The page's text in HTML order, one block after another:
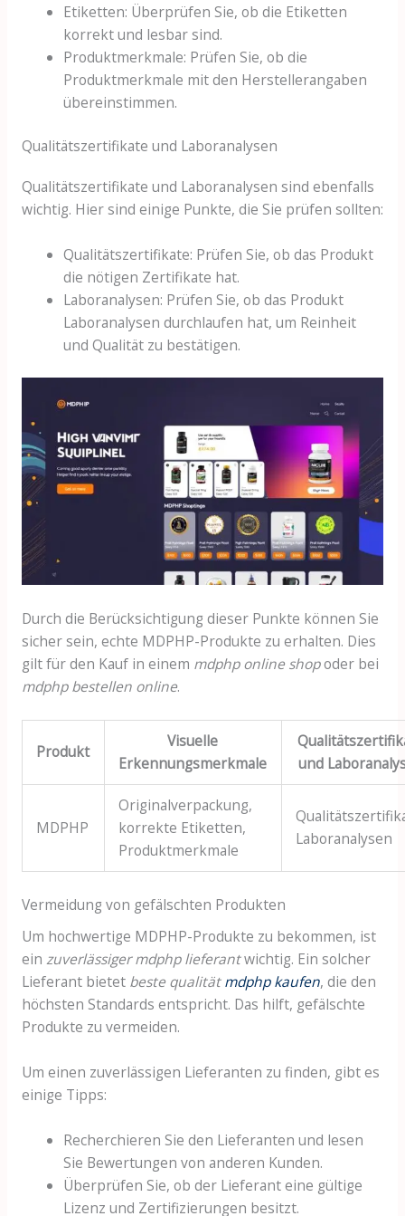
Etiketten: Überprüfen Sie, ob die Etiketten
korrekt und lesbar sind.
Produktmerkmale: Prüfen Sie, ob die
Produktmerkmale mit den Herstellerangaben
übereinstimmen.
Qualitätszertifikate und Laboranalysen
Qualitätszertifikate und Laboranalysen sind ebenfalls
wichtig. Hier sind einige Punkte, die Sie prüfen sollten:
Qualitätszertifikate: Prüfen Sie, ob das Produkt
die nötigen Zertifikate hat.
Laboranalysen: Prüfen Sie, ob das Produkt
Laboranalysen durchlaufen hat, um Reinheit
und Qualität zu bestätigen.
Durch die Berücksichtigung dieser Punkte können Sie
sicher sein, echte MDPHP-Produkte zu erhalten. Dies
gilt für den Kauf in einem mdphp online shopoder bei
mdphp bestellen online.
Produkt
Visuelle
Erkennungsmerkmale
und
MDPHP
Originalverpackung,
korrekte Etiketten,
Produktmerkmale
Laboranalysen
Vermeidung von gefälschten Produkten
Um hochwertige MDPHP-Produkte zu bekommen, ist
ein zuverlässiger mdphp lieferantwichtig. Ein solcher
Lieferant bietet beste qualitätmdphp kaufen, die den
höchsten Standards entspricht. Das hilft, gefälschte
Produkte zu vermeiden.
Um einen zuverlässigen Lieferanten zu finden, gibt es
einige Tipps:
Recherchieren Sie den Lieferanten und lesen
Sie Bewertungen von anderen Kunden.
Überprüfen Sie, ob der Lieferant eine gültige
Lizenz und Zertifizierungen besitzt.